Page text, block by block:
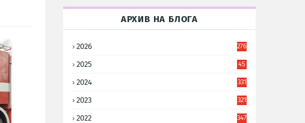
АРХИВ НА БЛОГА
2026 276
2025
45
2024 331
2023 321
2022 347